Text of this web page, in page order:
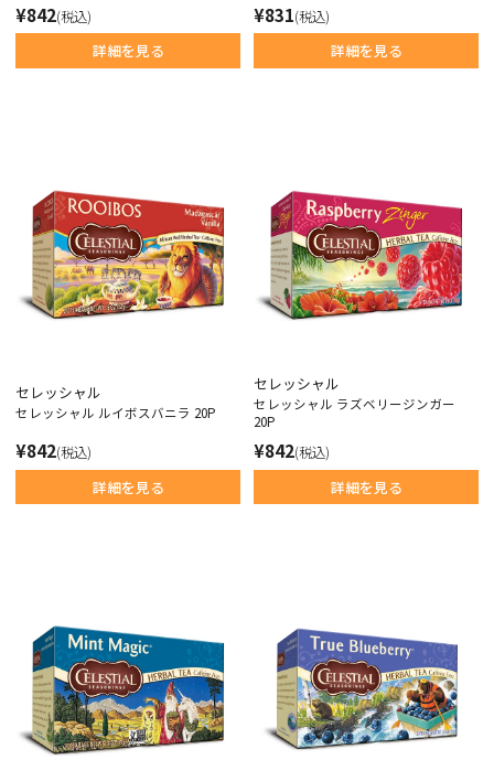
¥842(税込)
詳細を見る
¥831(税込)
詳細を見る
セレッシャル
セレッシャル ルイボスバニラ 20P
¥842(税込)
詳細を見る
セレッシャル
セレッシャル ラズベリージンガー
20P
¥842(税込)
詳細を見る